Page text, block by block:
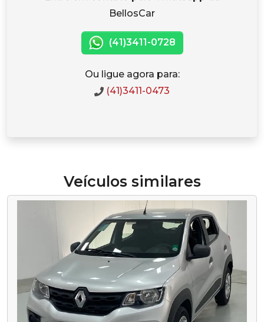
BellosCar
(41)3411-0728
Ou ligue agora para:
(41)3411-0473
Veículos similares